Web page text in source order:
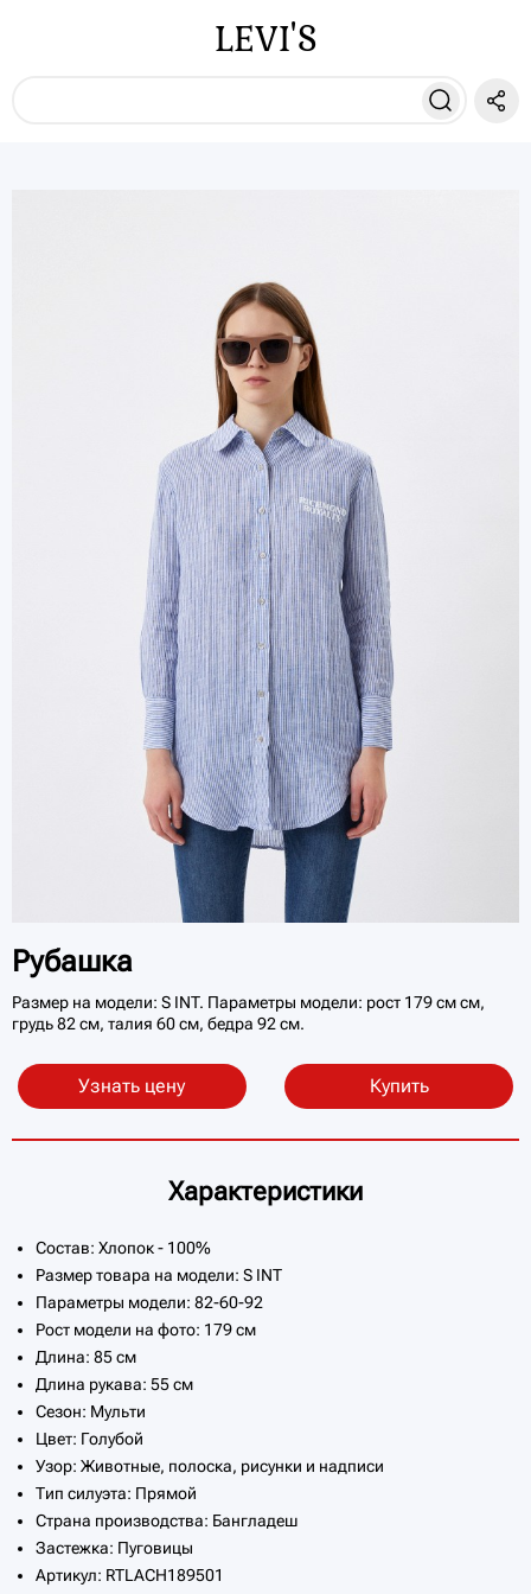
LEVI'S
Рубашка
Размер на модели: S INT. Параметры модели: рост 179 см см,
грудь 82 см, талия 60 см, бедра 92 см.
Узнать цену Купить
Характеристики
Состав: Хлопок - 100%
Размер товара на модели: S INT
Параметры модели: 82-60-92
Рост модели на фото: 179 см
Длина: 85 см
Длина рукава: 55 см
Сезон: Мульти
Цвет: Голубой
Узор: Животные, полоска, рисунки и надписи
Тип силуэта: Прямой
Страна производства: Бангладеш
Застежка: Пуговицы
Артикул: RTLACH189501